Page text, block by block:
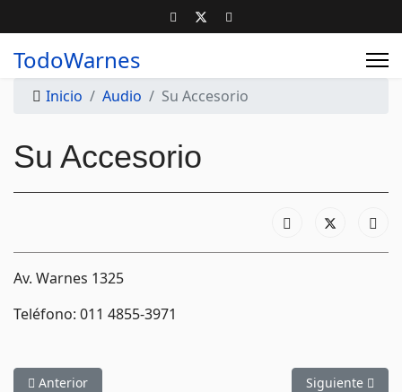
TodoWarnes
Inicio Audio Su Accesorio
Su Accesorio
Av. Warnes 1325
Teléfono: 011 4855-3971
Artículo anterior: FMR
Anterior Artículo
Siguiente